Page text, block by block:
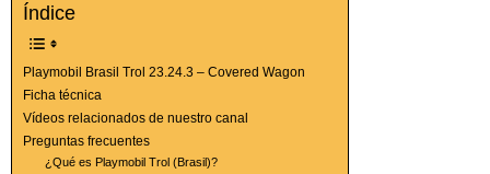
Índice
Playmobil Brasil Trol 23.24.3 – Covered Wagon
Ficha técnica
Vídeos relacionados de nuestro canal
Preguntas frecuentes
¿Qué es Playmobil Trol (Brasil)?